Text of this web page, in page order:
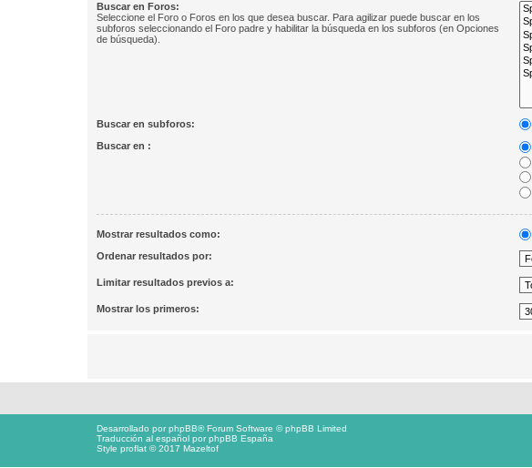
Buscar en Foros:
Seleccione el Foro o Foros en los que desea buscar. Para agilizar puede buscar en los
subforos seleccionando el Foro padre y habilitar la búsqueda en los subforos (en Opciones
de búsqueda).
Buscar en subforos:
Buscar en :
Mostrar resultados como:
Ordenar resultados por:
Limitar resultados previos a:
Mostrar los primeros:
Desarrollado porphpBB® Forum Software © phpBB Limited
Traducción al español porphpBB España
Style proflat © 2017 Mazeltof